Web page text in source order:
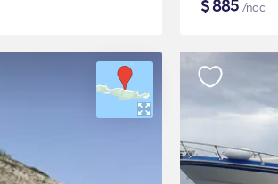
$885 /noc